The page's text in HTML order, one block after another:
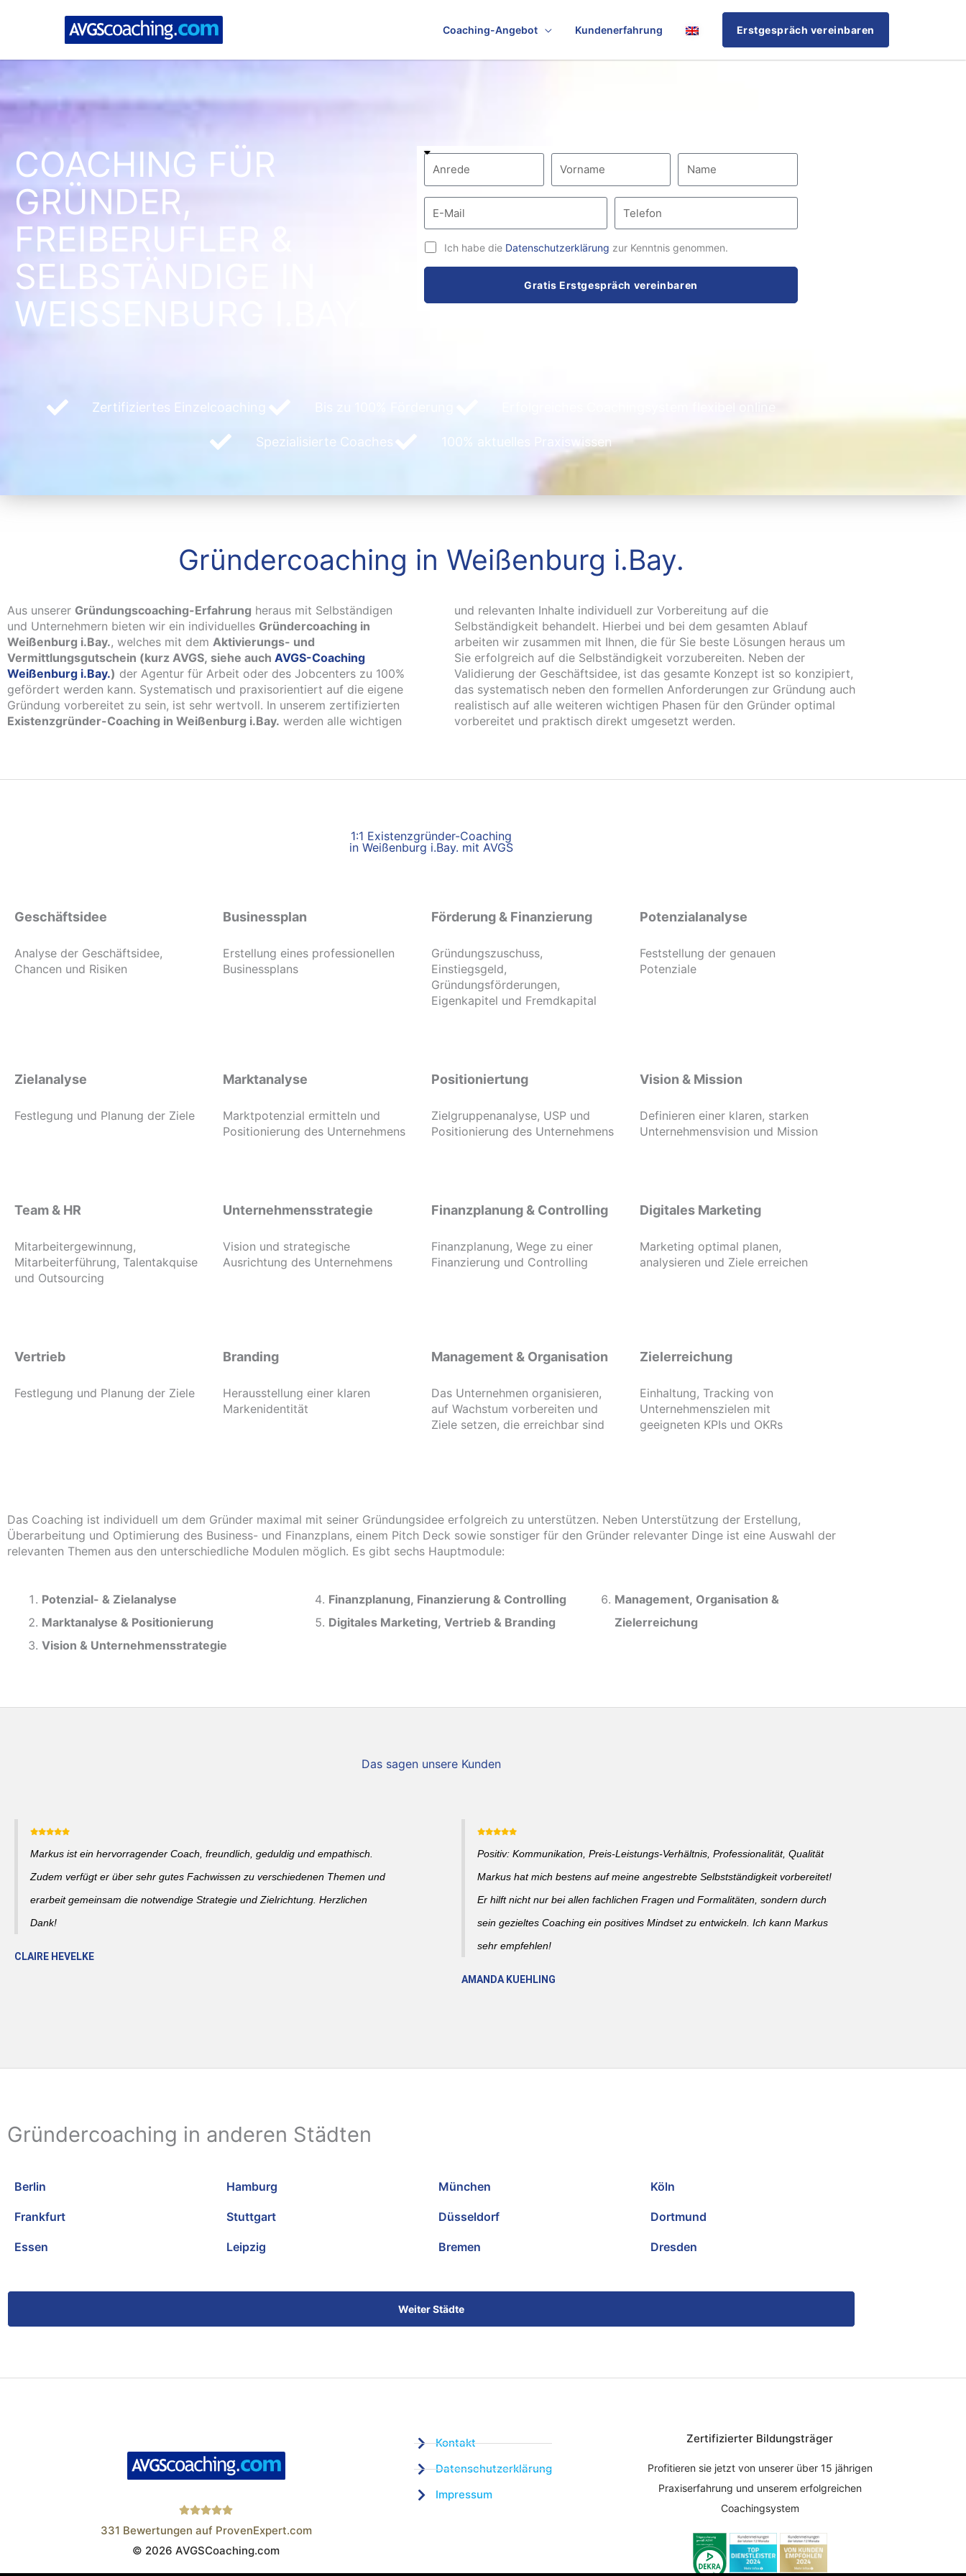
Coaching-Angebot Kundenerfahrung Erstgespräch vereinbaren
COACHING FÜR
GRÜNDER,
FREIBERUFLER &
SELBSTÄNDIGE IN
WEISSENBURG I.BAY.
Ich habe die Datenschutzerklärung zur Kenntnis genommen.
Gratis Erstgespräch vereinbaren
Zertifiziertes Einzelcoaching
Spezialisierte Coaches 100% aktuelles Praxiswissen
Gründercoaching in Weißenburg i.Bay.
Aus unserer Gründungscoaching-Erfahrung heraus mit Selbständigen
und Unternehmern bieten wir ein individuelles Gründercoaching in
Weißenburg i.Bay., welches mit dem Aktivierungs- und
Vermittlungsgutschein (kurz AVGS, siehe auch AVGS-Coaching
Weißenburg i.Bay.) der Agentur für Arbeit oder des Jobcenters zu 100%
gefördert werden kann. Systematisch und praxisorientiert auf die eigene
Gründung vorbereitet zu sein, ist sehr wertvoll. In unserem zertifizierten
Existenzgründer-Coaching in Weißenburg i.Bay. werden alle wichtigen
und relevanten Inhalte individuell zur Vorbereitung auf die
Selbständigkeit behandelt. Hierbei und bei dem gesamten Ablauf
arbeiten wir zusammen mit Ihnen, die für Sie beste Lösungen heraus um
Sie erfolgreich auf die Selbständigkeit vorzubereiten. Neben der
Validierung der Geschäftsidee, ist das gesamte Konzept ist so konzipiert,
das systematisch neben den formellen Anforderungen zur Gründung auch
realistisch auf alle weiteren wichtigen Phasen für den Gründer optimal
vorbereitet und praktisch direkt umgesetzt werden.
1:1 Existenzgründer-Coaching
in Weißenburg i.Bay. mit AVGS
Geschäftsidee
Analyse der Geschäftsidee,
Chancen und Risiken
Businessplan
Erstellung eines professionellen
Businessplans
Förderung & Finanzierung
Gründungszuschuss,
Einstiegsgeld,
Gründungsförderungen,
Eigenkapitel und Fremdkapital
Potenzialanalyse
Feststellung der genauen
Potenziale
Zielanalyse
Festlegung und Planung der Ziele
Marktanalyse
Marktpotenzial ermitteln und
Positionierung des Unternehmens
Positioniertung
Zielgruppenanalyse, USP und
Positionierung des Unternehmens
Vision & Mission
Definieren einer klaren, starken
Unternehmensvision und Mission
Team & HR
Mitarbeitergewinnung,
Mitarbeiterführung, Talentakquise
und Outsourcing
Unternehmensstrategie
Vision und strategische
Ausrichtung des Unternehmens
Finanzplanung & Controlling
Finanzplanung, Wege zu einer
Finanzierung und Controlling
Digitales Marketing
Marketing optimal planen,
analysieren und Ziele erreichen
Vertrieb
Festlegung und Planung der Ziele
Branding
Herausstellung einer klaren
Markenidentität
Management & Organisation
Das Unternehmen organisieren,
auf Wachstum vorbereiten und
Ziele setzen, die erreichbar sind
Zielerreichung
Einhaltung, Tracking von
Unternehmenszielen mit
geeigneten KPIs und OKRs
Das Coaching ist individuell um dem Gründer maximal mit seiner Gründungsidee erfolgreich zu unterstützen. Neben Unterstützung der Erstellung,
Überarbeitung und Optimierung des Business- und Finanzplans, einem Pitch Deck sowie sonstiger für den Gründer relevanter Dinge ist eine Auswahl der
relevanten Themen aus den unterschiedliche Modulen möglich. Es gibt sechs Hauptmodule:
Potenzial- & Zielanalyse
Marktanalyse & Positionierung
Vision & Unternehmensstrategie
Finanzplanung, Finanzierung & Controlling
Digitales Marketing, Vertrieb & Branding
Management, Organisation &
Zielerreichung
Das sagen unsere Kunden
Markus ist ein hervorragender Coach, freundlich, geduldig und empathisch.
Zudem verfügt er über sehr gutes Fachwissen zu verschiedenen Themen und
erarbeit gemeinsam die notwendige Strategie und Zielrichtung. Herzlichen
Dank!
CLAIRE HEVELKE
Positiv: Kommunikation, Preis-Leistungs-Verhältnis, Professionalität, Qualität
Markus hat mich bestens auf meine angestrebte Selbstständigkeit vorbereitet!
Er hilft nicht nur bei allen fachlichen Fragen und Formalitäten, sondern durch
sein gezieltes Coaching ein positives Mindset zu entwickeln. Ich kann Markus
sehr empfehlen!
AMANDA KUEHLING
Gründercoaching in anderen Städten
Berlin Hamburg München Köln
Frankfurt Stuttgart Düsseldorf Dortmund
Essen Leipzig Bremen Dresden
Weiter Städte
Wistor GmbH
331 Bewertungen auf ProvenExpert.com
© 2026 AVGSCoaching.com
Kontakt
Datenschutzerklärung
Impressum
Zertifizierter Bildungsträger
Profitieren sie jetzt von unserer über 15 jährigen
Praxiserfahrung und unserem erfolgreichen
Coachingsystem